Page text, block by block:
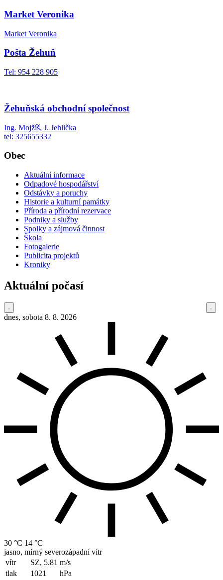
Market Veronika
Market Veronika
Pošta Žehuň
Tel: 954 228 905
Žehuňská obchodní společnost
Ing. Mojžíš, J. Jehlička
tel: 325655332
Obec
Aktuální informace
Odpadové hospodářství
Odstávky a poruchy
Historie a kulturní památky
Příroda a přírodní rezervace
Podniky a služby
Spolky a zájmová činnost
Škola
Fotogalerie
Publicita projektů
Kroniky
Aktuální počasí
dnes, sobota 8. 8. 2026
30 °C 14 °C
jasno, mírný severozápadní vítr
vítr
SZ, 5.81 m/s
tlak
1021
hPa